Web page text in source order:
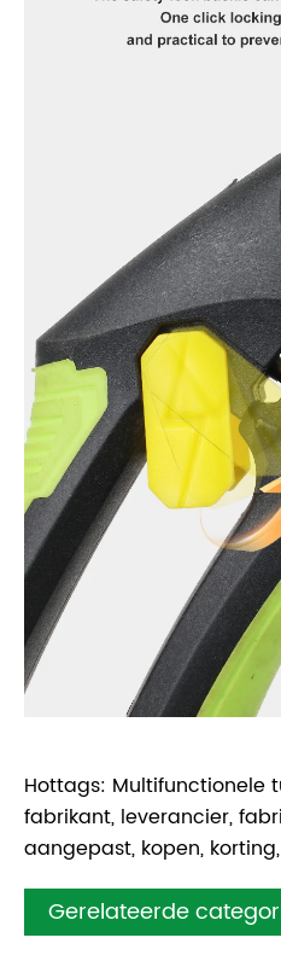
Hottags: Multifunctionele
fabrikant, leverancier,
aangepast, kopen,
Gerelateerde